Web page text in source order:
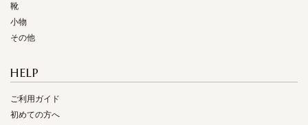
靴
小物
その他
HELP
ご利用ガイド
初めての方へ